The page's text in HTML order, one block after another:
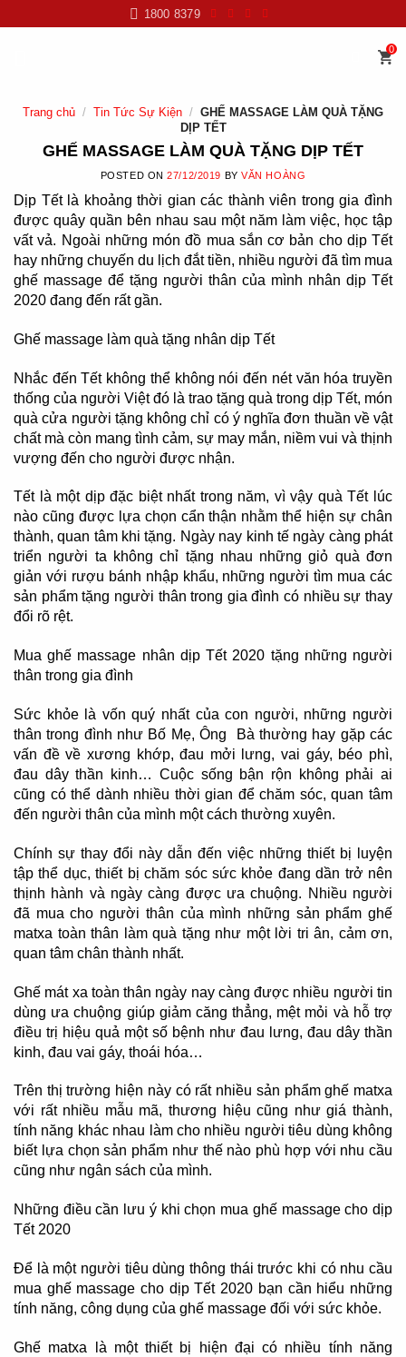
to
1800 8379
0
Trang chủ / Tin Tức Sự Kiện / GHẾ MASSAGE LÀM QUÀ TẶNG
DỊP TẾT
GHẾ MASSAGE LÀM QUÀ TẶNG DỊP TẾT
POSTED ON27/12/2019 BYVĂN HOÀNG
Dịp Tết là khoảng thời gian các thành viên trong gia đình
được quây quần bên nhau sau một năm làm việc, học tập
vất vả. Ngoài những món đồ mua sắn cơ bản cho dịp Tết
hay những chuyến du lịch đắt tiền, nhiều người đã tìm mua
ghế massage để tặng người thân của mình nhân dịp Tết
2020 đang đến rất gần.
Ghế massage làm quà tặng nhân dịp Tết
Nhắc đến Tết không thể không nói đến nét văn hóa truyền
thống của người Việt đó là trao tặng quà trong dịp Tết, món
quà cửa người tặng không chỉ có ý nghĩa đơn thuần về vật
chất mà còn mang tình cảm, sự may mắn, niềm vui và thịnh
vượng đến cho người được nhận.
Tết là một dịp đặc biệt nhất trong năm, vì vậy quà Tết lúc
nào cũng được lựa chọn cẩn thận nhằm thể hiện sự chân
thành, quan tâm khi tặng. Ngày nay kinh tế ngày càng phát
triển người ta không chỉ tặng nhau những giỏ quà đơn
giản với rượu bánh nhập khẩu, những người tìm mua các
sản phẩm tặng người thân trong gia đình có nhiều sự thay
đổi rõ rệt.
Mua ghế massage nhân dịp Tết 2020 tặng những người
thân trong gia đình
Sức khỏe là vốn quý nhất của con người, những người
thân trong đình như Bố Mẹ, Ông Bà thường hay gặp các
vấn đề về xương khớp, đau mởi lưng, vai gáy, béo phì,
đau dây thần kinh… Cuộc sống bận rộn không phải ai
cũng có thể dành nhiều thời gian để chăm sóc, quan tâm
đến người thân của mình một cách thường xuyên.
Chính sự thay đổi này dẫn đến việc những thiết bị luyện
tập thể dục, thiết bị chăm sóc sức khỏe đang dần trở nên
thịnh hành và ngày càng được ưa chuộng. Nhiều người
đã mua cho người thân của mình những sản phẩm ghế
matxa toàn thân làm quà tặng như một lời tri ân, cảm ơn,
quan tâm chân thành nhất.
Ghế mát xa toàn thân ngày nay càng được nhiều người tin
dùng ưa chuộng giúp giảm căng thẳng, mệt mỏi và hỗ trợ
điều trị hiệu quả một số bệnh như đau lưng, đau dây thần
kinh, đau vai gáy, thoái hóa…
Trên thị trường hiện này có rất nhiều sản phẩm ghế matxa
với rất nhiều mẫu mã, thương hiệu cũng như giá thành,
tính năng khác nhau làm cho nhiều người tiêu dùng không
biết lựa chọn sản phẩm như thế nào phù hợp với nhu cầu
cũng như ngân sách của mình.
Những điều cần lưu ý khi chọn mua ghế massage cho dịp
Tết 2020
Để là một người tiêu dùng thông thái trước khi có nhu cầu
mua ghế massage cho dịp Tết 2020 bạn cần hiểu những
tính năng, công dụng của ghế massage đối với sức khỏe.
Ghế matxa là một thiết bị hiện đại có nhiều tính năng